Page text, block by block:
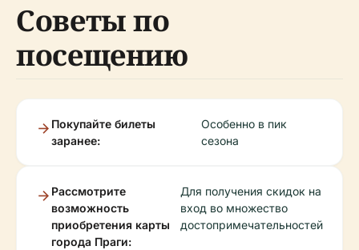
Советы по
посещению
Покупайте билеты
заранее:
Особенно в пик
сезона
Рассмотрите
возможность
приобретения карты
города Праги:
Для получения скидок на
вход во множество
достопримечательностей